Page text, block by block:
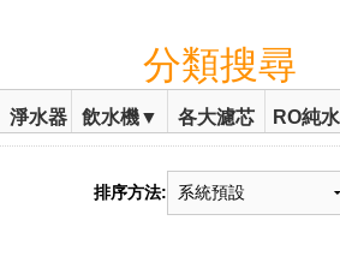
分類搜尋
淨水器 飲水機▼ 各大濾芯 RO純
排序方法: